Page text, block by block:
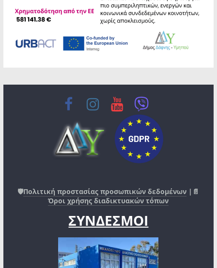
🛡️Πολιτική προστασίας προσωπικών δεδομένων |📄
Όροι χρήσης διαδικτυακών τόπων
ΣΥΝΔΕΣΜΟΙ